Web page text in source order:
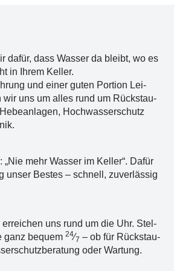
dafür, dass Was­ser da bleibt, wo es
in Ihrem Kel­ler.
und einer guten Por­ti­on Lei­
wir uns um alles rund um Rückstau­
Hoch­was­ser­schutz
mehr Was­ser im Kel­ler“. Dafür
unser Bes­tes – schnell, zuver­läs­sig
uns rund um die Uhr. Stel­
ganz bequem 24⁄7 – ob für Rück­stau­
oder War­tung.